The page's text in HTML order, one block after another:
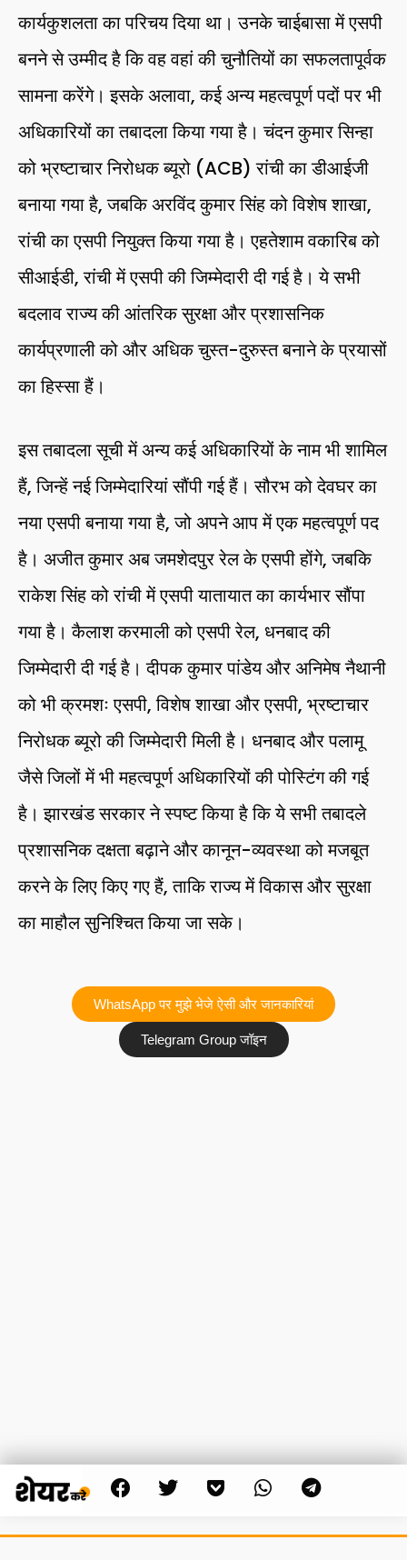
कार्यकुशलता का परिचय दिया था। उनके चाईबासा में एसपी
बनने से उम्मीद है कि वह वहां की चुनौतियों का सफलतापूर्वक
सामना करेंगे। इसके अलावा, कई अन्य महत्वपूर्ण पदों पर भी
अधिकारियों का तबादला किया गया है। चंदन कुमार सिन्हा
को भ्रष्टाचार निरोधक ब्यूरो (ACB) रांची का डीआईजी
बनाया गया है, जबकि अरविंद कुमार सिंह को विशेष शाखा,
रांची का एसपी नियुक्त किया गया है। एहतेशाम वकारिब को
सीआईडी, रांची में एसपी की जिम्मेदारी दी गई है। ये सभी
बदलाव राज्य की आंतरिक सुरक्षा और प्रशासनिक
कार्यप्रणाली को और अधिक चुस्त-दुरुस्त बनाने के प्रयासों
का हिस्सा हैं।
इस तबादला सूची में अन्य कई अधिकारियों के नाम भी शामिल
हैं, जिन्हें नई जिम्मेदारियां सौंपी गई हैं। सौरभ को देवघर का
नया एसपी बनाया गया है, जो अपने आप में एक महत्वपूर्ण पद
है। अजीत कुमार अब जमशेदपुर रेल के एसपी होंगे, जबकि
राकेश सिंह को रांची में एसपी यातायात का कार्यभार सौंपा
गया है। कैलाश करमाली को एसपी रेल, धनबाद की
जिम्मेदारी दी गई है। दीपक कुमार पांडेय और अनिमेष नैथानी
को भी क्रमशः एसपी, विशेष शाखा और एसपी, भ्रष्टाचार
निरोधक ब्यूरो की जिम्मेदारी मिली है। धनबाद और पलामू
जैसे जिलों में भी महत्वपूर्ण अधिकारियों की पोस्टिंग की गई
है। झारखंड सरकार ने स्पष्ट किया है कि ये सभी तबादले
प्रशासनिक दक्षता बढ़ाने और कानून-व्यवस्था को मजबूत
करने के लिए किए गए हैं, ताकि राज्य में विकास और सुरक्षा
का माहौल सुनिश्चित किया जा सके।
WhatsApp पर मुझे भेजे ऐसी और जानकारियां
Telegram Group जॉइन